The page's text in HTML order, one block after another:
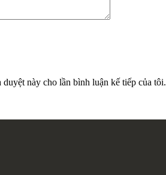
này cho lần bình luận kế tiếp của tôi.